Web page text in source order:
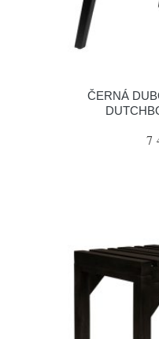
ČERNÁ
7